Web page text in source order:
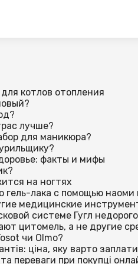
котлов отопления
лучше?
для маникюра?
факты и мифы
на ногтях
гель-лака с помощью наоми
медицинские
системе Гугл
цитомель, а не другие
чи Olmo?
ціна, яку варто
переваги при покупці